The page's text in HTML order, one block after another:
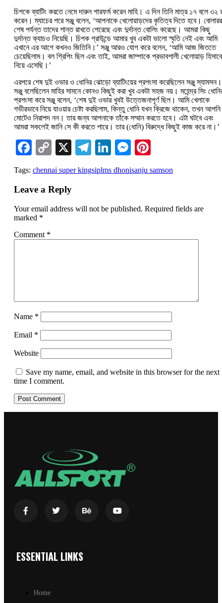
চিপকে ব্যাটিং করতে নেমে দারুন পারফর্ম করেন মাহি। এ দিন তিনি মাত্র ১৭ বলে ৩২
করেন। ম্যাচের পরে সঞ্জু বলেন, ‘আপনাকে খেলোয়াড়দের কৃতিত্ব দিতে হবে।
শেষ পর্যন্ত তাদের শান্ত রাখতে পেরেছে এবং দুর্দান্ত বোলিং করেছে। আমরা কিছু
দুর্দান্ত ক্যাচও নিয়েছি। চিপক গ্রাউন্ডে আমার খুব একটা ভালো স্মৃতি নেই এবং আমি
এখানে এর আগে কখনও জিতিনি।’ সঞ্জু আরও যোগ করে বলেন, ‘আমি আজ জিততে
চেয়েছিলাম। বল গ্রিপিং ছিল এবং তাই, আমরা জাম্পাকে প্রভাবশালী খেলোয়াড় হিসাবে
নিয়ে এসেছি।’
এরপরে শেষ দুই ওভার ও ধোনির ঝোড়ো ব্যাটিংয়ের প্রশংসা করেছিলেন সঞ্জু স্যামসন।
সঞ্জু বলেছিলেন মাহির সামনে কোনও কিছুই করা খুব একটা সহজ নয়। মহেন্দ্র সিং
প্রশংসা করে সঞ্জু বলেন, ‘শেষ দুই ওভার খুবই উত্তেজনাপূর্ণ ছিল। আমি খেলাকে
গভীরভাবে নিয়ে যাওয়ার চেষ্টা করছিলাম, কিন্তু ধোনি যখন ক্রিজে থাকেন, তখন আপনি
মোটেও নিরাপদ নন। তার জন্য আপনাকে তাঁকে সম্মান করতে হবে। এটা ঘটবে এবং
আমরা সকলেই জানি সে কী করতে পারে। তার (ধোনি) বিরুদ্ধে কিছুই কাজ করে না।’
Facebook
Copy
Link
X Telegram
LinkedIn
Messenger
Tags: chennai super kingsiplms dhonisanju samson
Leave a Reply
Your email address will not be published. Required fields are
marked *
Comment *
Name *
Email *
Website
Save my name, email, and website in this browser for the next
time I comment.
ESSENTIAL LINKS
Home